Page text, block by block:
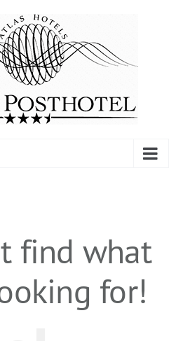
find what
for!